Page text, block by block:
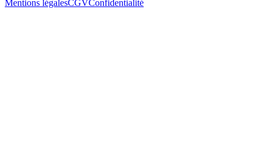
Mentions légalesCGVConfidentialité